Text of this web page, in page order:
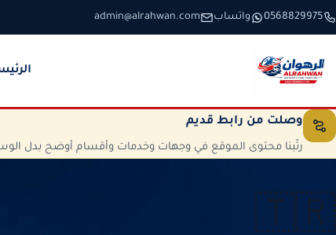
تخطَّ إلى المحتوى
0568829975 واتساب admin@alrahwan.com
وصلت من رابط قديم
رتّبنا محتوى الموقع في وجهات وخدمات وأقسام أوضح بدل
🇹🇷